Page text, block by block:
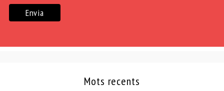
Mots recents